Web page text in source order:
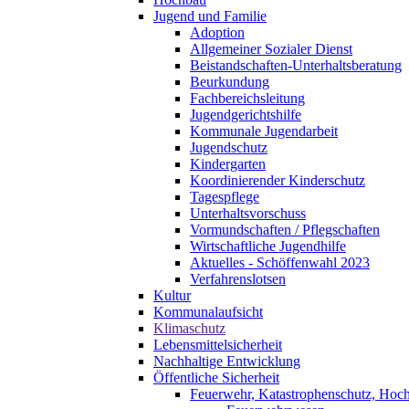
Jugend und Familie
Adoption
Allgemeiner Sozialer Dienst
Beistandschaften-Unterhaltsberatung
Beurkundung
Fachbereichsleitung
Jugendgerichtshilfe
Kommunale Jugendarbeit
Jugendschutz
Kindergarten
Koordinierender Kinderschutz
Tagespflege
Unterhaltsvorschuss
Vormundschaften / Pflegschaften
Wirtschaftliche Jugendhilfe
Aktuelles - Schöffenwahl 2023
Verfahrenslotsen
Kultur
Kommunalaufsicht
Klimaschutz
Lebensmittelsicherheit
Nachhaltige Entwicklung
Öffentliche Sicherheit
Feuerwehr, Katastrophenschutz,